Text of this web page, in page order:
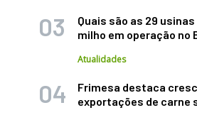
Quais são as 29
milho em operação no
Atualidades
Frimesa destaca
exportações de carne